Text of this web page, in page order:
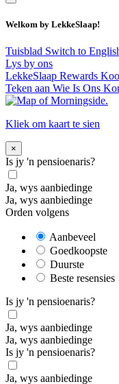
Welkom by LekkeSlaap!
Tuisblad Switch to
Lys by ons
LekkeSlaap Rewards
Teken aan Wie Is Ons
Kliek om kaart te sien
×
Is jy 'n pensioenaris?
Ja, wys aanbiedinge
Ja, wys aanbiedinge
Orden volgens
Aanbeveel
Goedkoopste
Duurste
Beste resensies
Is jy 'n pensioenaris?
Ja, wys aanbiedinge
Ja, wys aanbiedinge
Is jy 'n pensioenaris?
Ja, wys aanbiedinge